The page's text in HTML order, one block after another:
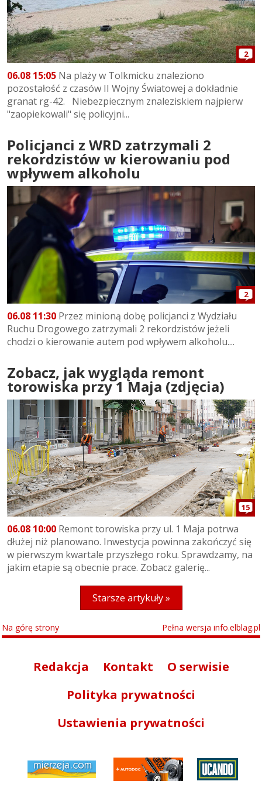
2
06.08 15:05 Na plaży w Tolkmicku znaleziono
pozostałość z czasów II Wojny Światowej a dokładnie
granat rg-42. Niebezpiecznym znaleziskiem najpierw
"zaopiekowali" się policyjni...
Policjanci z WRD zatrzymali 2
rekordzistów w kierowaniu pod
wpływem alkoholu
2
06.08 11:30 Przez minioną dobę policjanci z Wydziału
Ruchu Drogowego zatrzymali 2 rekordzistów jeżeli
chodzi o kierowanie autem pod wpływem alkoholu....
Zobacz, jak wygląda remont
torowiska przy 1 Maja (zdjęcia)
15
06.08 10:00 Remont torowiska przy ul. 1 Maja potrwa
dłużej niż planowano. Inwestycja powinna zakończyć się
w pierwszym kwartale przyszłego roku. Sprawdzamy, na
jakim etapie są obecnie prace. Zobacz galerię...
Starsze artykuły »
Na górę strony Pełna wersja info.elblag.pl
Redakcja Kontakt
O serwisie
Polityka prywatności
Ustawienia prywatności